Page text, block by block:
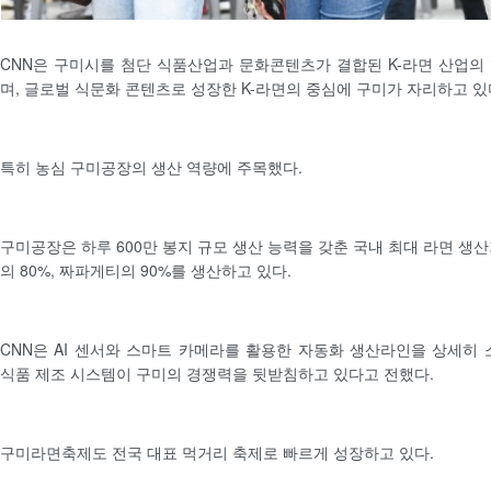
CNN은 구미시를 첨단 식품산업과 문화콘텐츠가 결합된 K-라면 산업
며, 글로벌 식문화 콘텐츠로 성장한 K-라면의 중심에 구미가 자리하고
특히 농심 구미공장의 생산 역량에 주목했다.
구미공장은 하루 600만 봉지 규모 생산 능력을 갖춘 국내 최대 라면 생
의 80%, 짜파게티의 90%를 생산하고 있다.
CNN은 AI 센서와 스마트 카메라를 활용한 자동화 생산라인을 상세히
식품 제조 시스템이 구미의 경쟁력을 뒷받침하고 있다고 전했다.
구미라면축제도 전국 대표 먹거리 축제로 빠르게 성장하고 있다.